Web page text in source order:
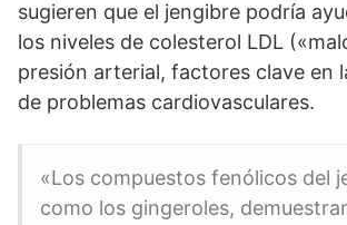
sugieren que el jengibre podría
los niveles de colesterol LDL
presión arterial, factores clave en
de problemas cardiovasculares.
«Los compuestos fenólicos del
como los gingeroles,